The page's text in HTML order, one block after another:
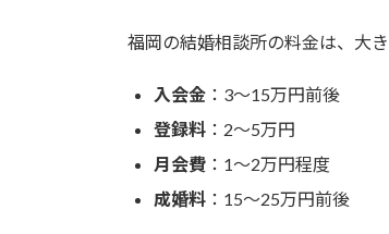
福岡の結婚相談所の料金は、大
入会金 ：3〜15万円前後
登録料 ：2〜5万円
月会費 ：1〜2万円程度
成婚料 ：15〜25万円前後